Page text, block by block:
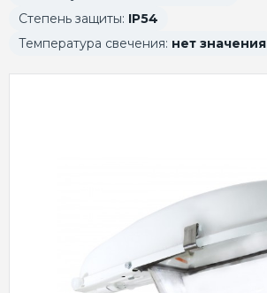
Степень защиты: IP54
Температура свечения: нет значения